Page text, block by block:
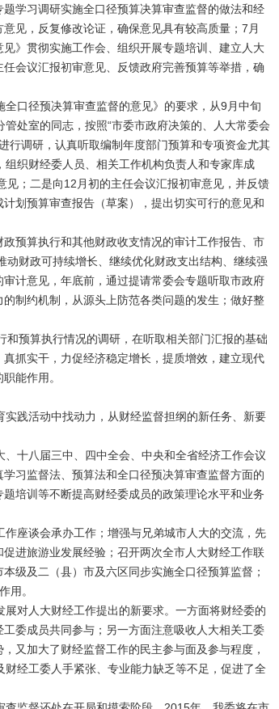
学习调研实施全口径预算决算审查监督的做法和经
见，反复修改论证，确保意见具有较高质量；7月
》贯彻实施工作会、组织开展专题培训、建立人大
会议汇报初审意见、反馈政府完善预算等举措，确
口径预决算审查监督的意见》的要求，从9月中旬
处室的同志，按照“市委市政府决策的、人大常委会
行调研，认真听取编制年度部门预算和专项资金尤其
织财经委人员、相关工作机构负责人和专家库成
；二是向12月初的主任会议汇报初审意见，并反馈
划预算审查报告（草案），提出切实可行的意见和
预算执行和其他财政收支情况的审计工作报告、市
财政可持续增长、继续优化财政支出结构、继续强
计意见，年底前，通过提请常委会专题听取市政府
制约机制，从源头上防范各类问题的发生；做好整
预算执行情况的调研，在听取相关部门汇报的基础
抓实干，力促经济稳定增长，提质增效，建立现代
能作用。
践活动中找动力，从财经监督担纲的新任务、新要
十八届三中、四中全会、中央和全省经济工作会议
习监督法、预算法和全口径预决算审查监督方面的
培训等不断提高财经委成员的政策理论水平和业务
座谈会承办工作；增强与兄弟城市人大的交流，先
进旅游业发展经验；召开两次全市人大财经工作联
级及二（县）市及六区同步实施全口径预算监督；
用。
对人大财经工作提出的新要求。一方面将财经委的
委成员共同参与；另一方面注意吸收人大相关工委
又加大了财经监督工作的民主参与面及参与程度，
经工委人手紧张、专业能力缺乏等不足，促进了全